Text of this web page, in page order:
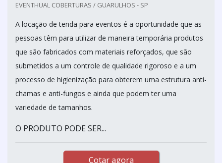
EVENTHUAL COBERTURAS / GUARULHOS - SP
A locação de tenda para eventos é a oportunidade que as
pessoas têm para utilizar de maneira temporária produtos
que são fabricados com materiais reforçados, que são
submetidos a um controle de qualidade rigoroso e a um
processo de higienização para obterem uma estrutura anti-
chamas e anti-fungos e ainda que podem ter uma
variedade de tamanhos.
O PRODUTO PODE SER...
Cotar agora